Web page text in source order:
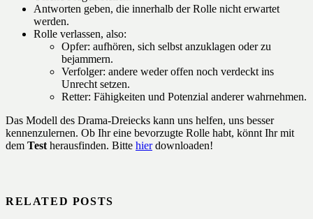
Antworten geben, die innerhalb der Rolle nicht erwartet
werden.
Rolle verlassen, also:
Opfer: aufhören, sich selbst anzuklagen oder zu
bejammern.
Verfolger: andere weder offen noch verdeckt ins
Unrecht setzen.
Retter: Fähigkeiten und Potenzial anderer wahrnehmen.
Das Modell des Drama-Dreiecks kann uns helfen, uns besser
kennenzulernen. Ob Ihr eine bevorzugte Rolle habt, könnt Ihr mit
dem Test herausfinden. Bitte hierdownloaden!
RELATED POSTS